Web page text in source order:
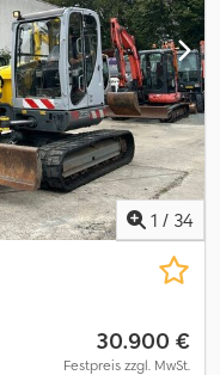
vorbehalten. ?
1 / 34
30.900 €
Festpreis zzgl. MwSt.